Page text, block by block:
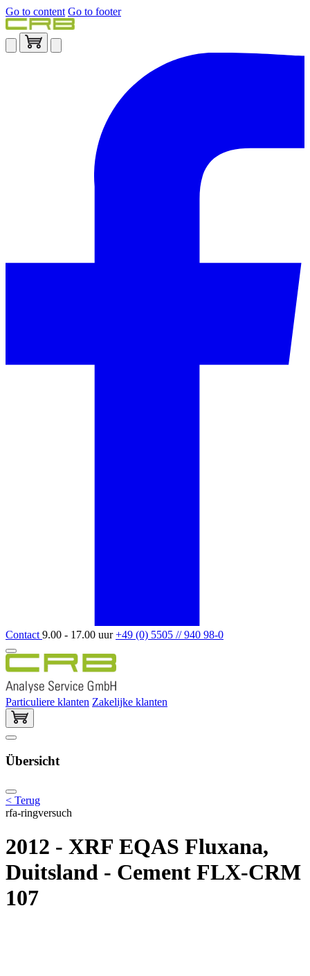
Go to content Go to footer
Contact 9.00 - 17.00 uur+49 (0) 5505 // 940 98-0
Particuliere klanten Zakelijke klanten
Übersicht
< Terug
rfa-ringversuch
2012 - XRF EQAS Fluxana,
Duitsland - Cement FLX-CRM
107